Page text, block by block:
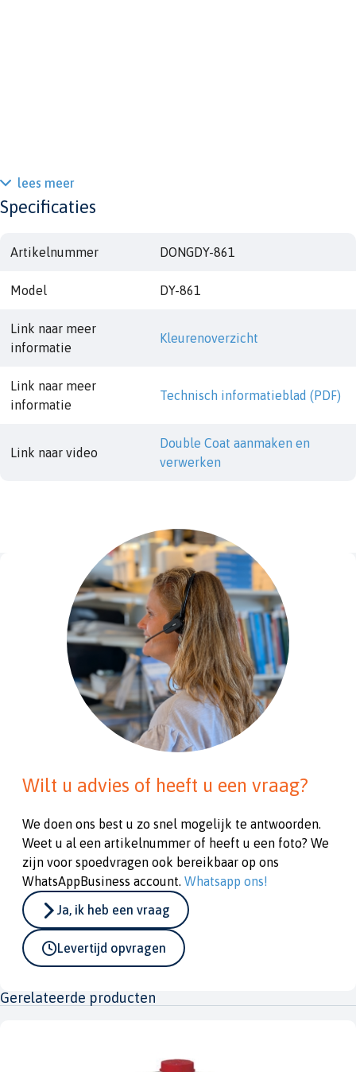
lees meer
Specificaties
Artikelnummer DONGDY-861
Model DY-861
Link naar meer
informatie
Kleurenoverzicht
Link naar meer
informatie
Technisch informatieblad (PDF)
Link naar video
Double Coat aanmaken en
verwerken
Wilt u advies of heeft u een vraag?
We doen ons best u zo snel mogelijk te antwoorden.
Weet u al een artikelnummer of heeft u een foto? We
zijn voor spoedvragen ook bereikbaar op ons
WhatsAppBusiness account. Whatsapp ons!
Ja, ik heb een vraag
Levertijd opvragen
Gerelateerde producten